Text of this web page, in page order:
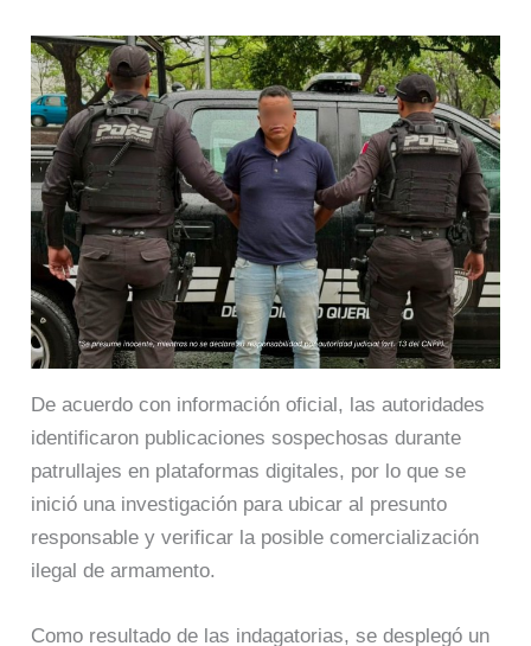
De acuerdo con información oficial, las autoridades
identificaron publicaciones sospechosas durante
patrullajes en plataformas digitales, por lo que se
inició una investigación para ubicar al presunto
responsable y verificar la posible comercialización
ilegal de armamento.
Como resultado de las indagatorias, se desplegó un